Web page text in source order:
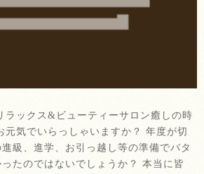
ラックス&ビューティーサロン癒しの時
元気でいらっしゃいますか？ 年度が切
級、進学、お引っ越し等の準備でバタ
たのではないでしょうか？ 本当に皆